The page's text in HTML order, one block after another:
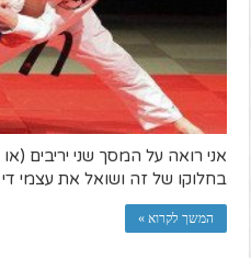
אני רואה על המסך שני יריבים
בחלוקו של זה ושואל את עצמי
המשך לקרוא »